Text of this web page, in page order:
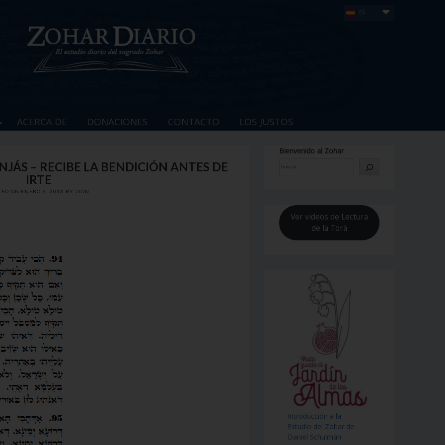
ES
ACERCA DE DONACIONES CONTACTO LOS JUSTOS
– RECIBE LA BENDICIÓN ANTES DE
IRTE
ON ENERO 3, 2013 BY ZION
Bienvenido al Zohar
Ver videos de Lectura
de la Torá
Introducción a la
Estudio del Zohar de
Daniel Schulman